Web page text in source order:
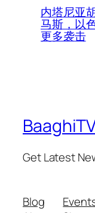
内塔尼亚
马斯，以
更多袭击
Get Latest
Blog